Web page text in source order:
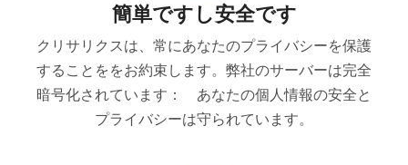
簡単ですし安全です
クリサリクスは、常にあなたのプライバシーを保護
することををお約束します。弊社のサーバーは完全
暗号化されています： あなたの個人情報の安全と
プライバシーは守られています。